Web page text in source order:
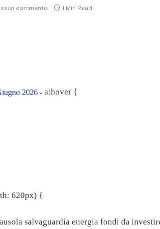
commento 1 Min Read
2026 - a:hover {
620px) {
salvaguardia energia fondi da